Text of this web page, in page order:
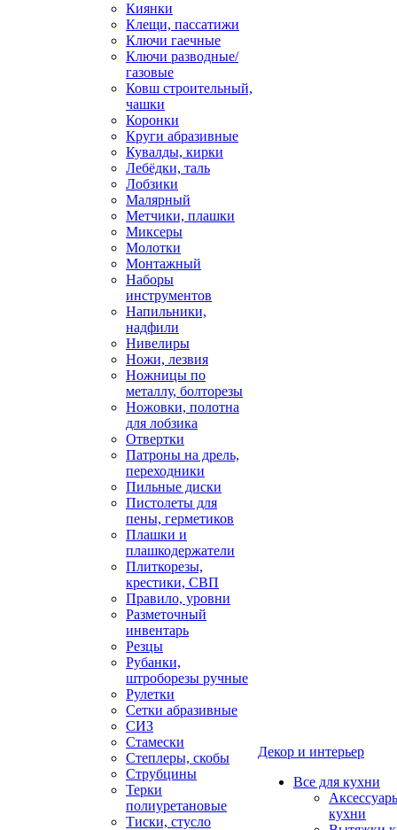
Киянки
Клещи, пассатижи
Ключи гаечные
Ключи разводные/
газовые
Ковш строительный,
чашки
Коронки
Круги абразивные
Кувалды, кирки
Лебёдки, таль
Лобзики
Малярный
Метчики, плашки
Миксеры
Молотки
Монтажный
Наборы
инструментов
Напильники,
надфили
Нивелиры
Ножи, лезвия
Ножницы по
металлу, болторезы
Ножовки, полотна
для лобзика
Отвертки
Патроны на дрель,
переходники
Пильные диски
Пистолеты для
пены, герметиков
Плашки и
плашкодержатели
Плиткорезы,
крестики, СВП
Правило, уровни
Разметочный
инвентарь
Резцы
Рубанки,
штроборезы ручные
Рулетки
Сетки абразивные
СИЗ
Стамески
Степлеры, скобы
Струбцины
Терки
полиуретановые
Тиски, стусло
Декор и интерьер
Все для кухни
кухни